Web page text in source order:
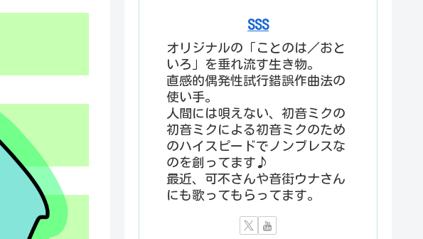
SSS
オリジナルの「ことのは／おと
いろ」を垂れ流す生き物。
直感的偶発性試行錯誤作曲法の
使い手。
人間には唄えない、初音ミクの
初音ミクによる初音ミクのため
のハイスピードでノンブレスな
のを創ってます♪
最近、可不さんや音街ウナさん
にも歌ってもらってます。